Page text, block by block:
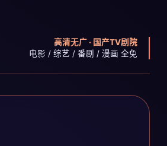
高清无广 · 国产TV剧院
电影 / 综艺 / 番剧 / 漫画 全免